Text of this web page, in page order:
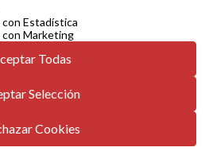
Escénicas y de la Música (Ministerio
Telefónica
Estadística
con Marketing
Todas
Selección
Cookies